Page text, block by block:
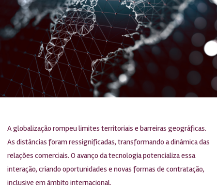
A globalização rompeu limites territoriais e barreiras geográficas.
As distâncias foram ressignificadas, transformando a dinâmica das
relações comerciais. O avanço da tecnologia potencializa essa
interação, criando oportunidades e novas formas de contratação,
inclusive em âmbito internacional.